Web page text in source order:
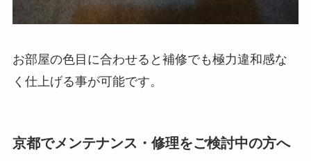
お部屋の色目に合わせると補修でも極力違和感な
く仕上げる事が可能です。
京都でメンテナンス・修理をご検討中の方へ